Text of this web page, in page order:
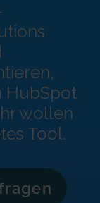
HubSpot
wollen
Tool.